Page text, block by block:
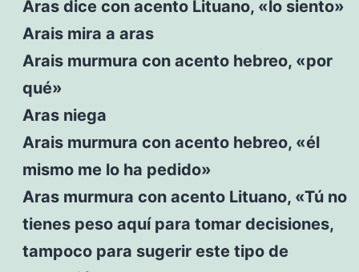
Aras dice con acento Lituano, «lo siento»
Arais mira a aras
Arais murmura con acento hebreo, «por
qué»
Aras niega
Arais murmura con acento hebreo, «él
mismo me lo ha pedido»
Aras murmura con acento Lituano, «Tú no
tienes peso aquí para tomar decisiones,
tampoco para sugerir este tipo de